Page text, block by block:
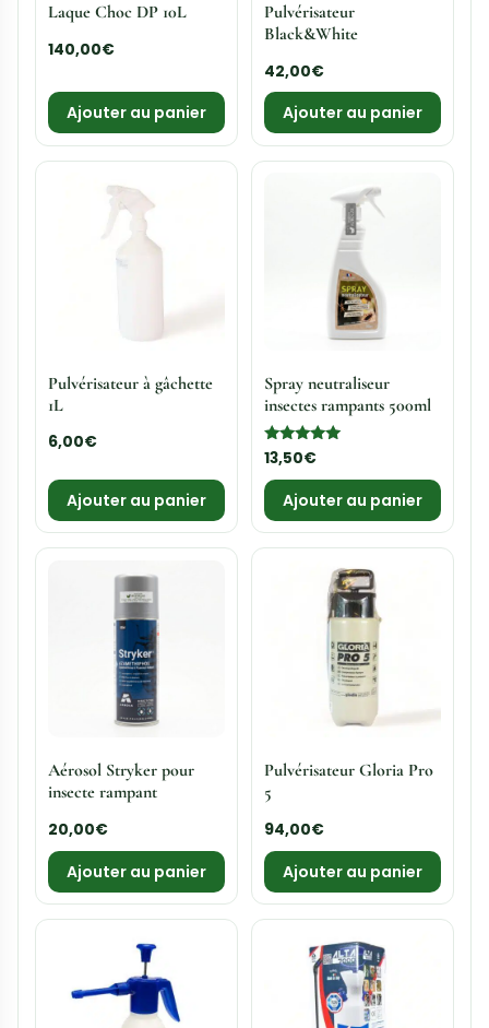
Laque Choc DP 10L
140,00€
Ajouter au panier
Pulvérisateur
Black&White
42,00€
Ajouter au panier
Pulvérisateur à gâchette
1L
6,00€
Ajouter au panier
Spray neutraliseur
insectes rampants 500ml
Note
5.00
sur 5
13,50€
Ajouter au panier
Aérosol Stryker pour
insecte rampant
20,00€
Ajouter au panier
Pulvérisateur Gloria Pro
5
94,00€
Ajouter au panier